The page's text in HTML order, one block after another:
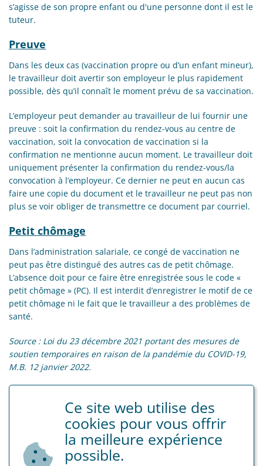
s’agisse de son propre enfant ou d'une personne dont il est le
tuteur.
Preuve
Dans les deux cas (vaccination propre ou d’un enfant mineur),
le travailleur doit avertir son employeur le plus rapidement
possible, dès qu’il connaît le moment prévu de sa vaccination.
L’employeur peut demander au travailleur de lui fournir une
preuve : soit la confirmation du rendez-vous au centre de
vaccination, soit la convocation de vaccination si la
confirmation ne mentionne aucun moment. Le travailleur doit
uniquement présenter la confirmation du rendez-vous/la
convocation à l’employeur. Ce dernier ne peut en aucun cas
faire une copie du document et le travailleur ne peut pas non
plus se voir obliger de transmettre ce document par courriel.
Petit chômage
Dans l’administration salariale, ce congé de vaccination ne
peut pas être distingué des autres cas de petit chômage.
L’absence doit pour ce faire être enregistrée sous le code «
petit chômage » (PC). Il est interdit d’enregistrer le motif de ce
petit chômage ni le fait que le travailleur a des problèmes de
santé.
Source : Loi du 23 décembre 2021 portant des mesures de
soutien temporaires en raison de la pandémie du COVID-19,
M.B. 12 janvier 2022.
Ce site web utilise des
cookies pour vous offrir
la meilleure expérience
possible.